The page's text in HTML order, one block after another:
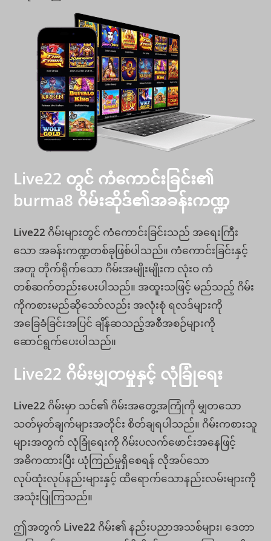
Live22 တွင် ကံကောင်းခြင်း၏
burma8 ဂိမ်းဆိုဒ်၏အခန်းကဏ္ဍ
Live22 ဂိမ်းများတွင် ကံကောင်းခြင်းသည် အရေးကြီး
သော အခန်းကဏ္ဍတစ်ခုဖြစ်ပါသည်။ ကံကောင်းခြင်းနှင့်
အတူ တိုက်ရိုက်သော ဂိမ်းအမျိုးမျိုးက လုံးဝ ကံ
တစ်ဆက်တည်းပေးပါသည်။ အထူးသဖြင့် မည်သည့် ဂိမ်း
ကိုကစားမည်ဆိုသော်လည်း အလုံးစုံ ရလဒ်များကို
အခြေခံခြင်းအပြင် ချိန်ဆသည့်အစီအစဉ်များကို
ဆောင်ရွက်ပေးပါသည်။
Live22 ဂိမ်းမျှတမှုနှင့် လုံခြုံရေး
Live22 ဂိမ်းမှာ သင်၏ ဂိမ်းအတွေ့အကြုံကို မျှတသော
သတ်မှတ်ချက်များအတိုင်း စိတ်ချရပါသည်။ ဂိမ်းကစားသူ
များအတွက် လုံခြုံရေးကို ဂိမ်းပလက်ဖောင်းအနေဖြင့်
အဓိကထားပြီး ယုံကြည်မှုရှိစေရန် လိုအပ်သော
လုပ်ထုံးလုပ်နည်းများနှင့် ထိရောက်သောနည်းလမ်းများကို
အသုံးပြုကြသည်။
ဤအတွက် Live22 ဂိမ်း၏ နည်းပညာအသစ်များ၊ ဒေတာ